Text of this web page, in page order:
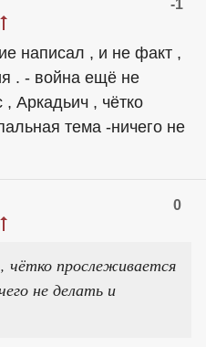
-1
написал , и не факт ,
. - война ещё не
, Аркадьич , чётко
тема -ничего не
0
чётко прослеживается
не делать и